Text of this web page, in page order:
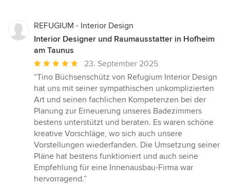
REFUGIUM - Interior Design
Interior Designer und Raumausstatter in Hofheim
am Taunus
Durchschnittliche
Bewertung:
5
von
5
Sternen
23. September 2025
“Tino Büchsenschütz von Refugium Interior Design
hat uns mit seiner sympathischen unkomplizierten
Art und seinen fachlichen Kompetenzen bei der
Planung zur Erneuerung unseres Badezimmers
bestens unterstützt und beraten. Es waren schöne
kreative Vorschläge, wo sich auch unsere
Vorstellungen wiederfanden. Die Umsetzung seiner
Pläne hat bestens funktioniert und auch seine
Empfehlung für eine Innenausbau-Firma war
hervorragend.”